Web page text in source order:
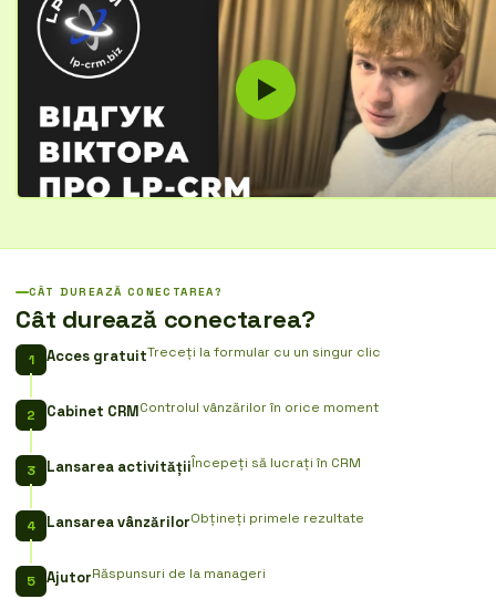
CÂT DUREAZĂ CONECTAREA?
Cât durează conectarea?
Acces gratuitTreceți la formular cu un singur clic
Cabinet CRMControlul vânzărilor în orice moment
Lansarea activitățiiÎncepeți să lucrați în CRM
Lansarea vânzărilorObțineți primele rezultate
AjutorRăspunsuri de la manageri